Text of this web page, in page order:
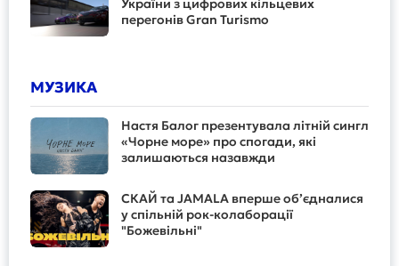
України з цифрових кільцевих
перегонів Gran Turismo
МУЗИКА
Настя Балог презентувала літній сингл
«Чорне море» про спогади, які
залишаються назавжди
СКАЙ та JAMALA вперше об’єдналися
у спільній рок-колаборації
"Божевільні"